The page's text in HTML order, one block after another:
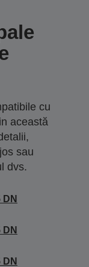
cu
această
sau
dvs.